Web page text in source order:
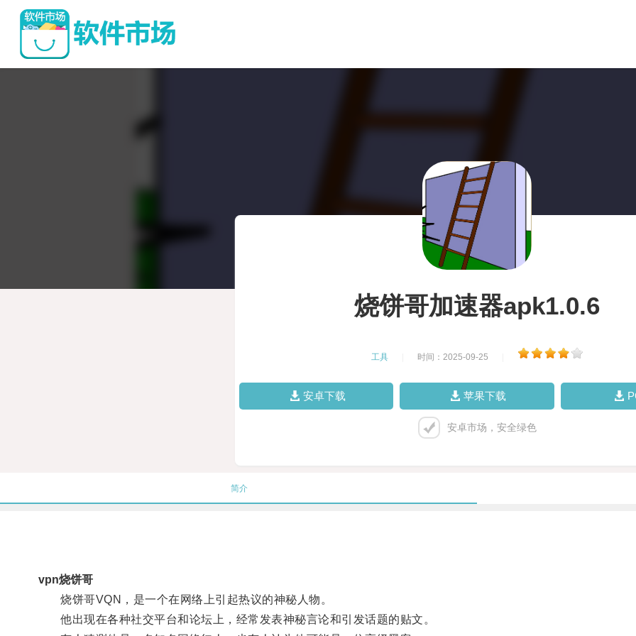
烧饼哥加速器apk1.0.6
工具 时间：2025-09-25
安卓下载 苹果下载
安卓市场，安全绿色
简介
vpn烧饼哥
烧饼哥VQN，是一个在网络上引起热议的神秘人物。
他出现在各种社交平台和论坛上，经常发表神秘言论和引发话题的贴文。